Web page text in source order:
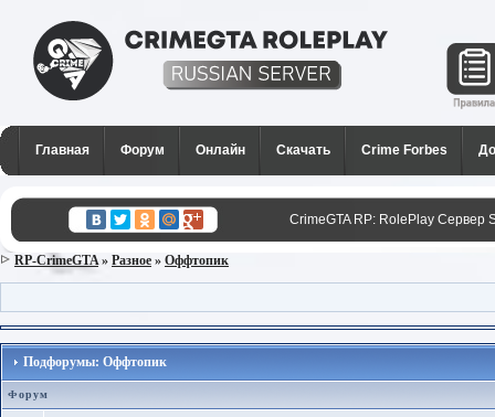
CrimeGTA RP - Лучший РП
сервер SAMP в России для
Главная Форум Онлайн Скачать Crime Forbes
CrimeGTA RP: RolePlay Сервер
RP-CrimeGTA» Разное » Оффтопик
Подфорумы: Оффтопик
Форум